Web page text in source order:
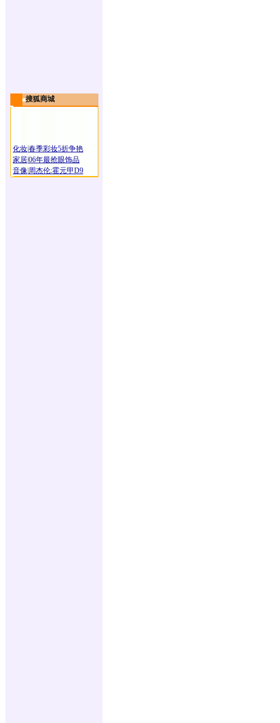
搜狐商城
化妆春季彩妆5折争艳
家居06年最抢眼饰品
音像 周杰伦:霍元甲D9